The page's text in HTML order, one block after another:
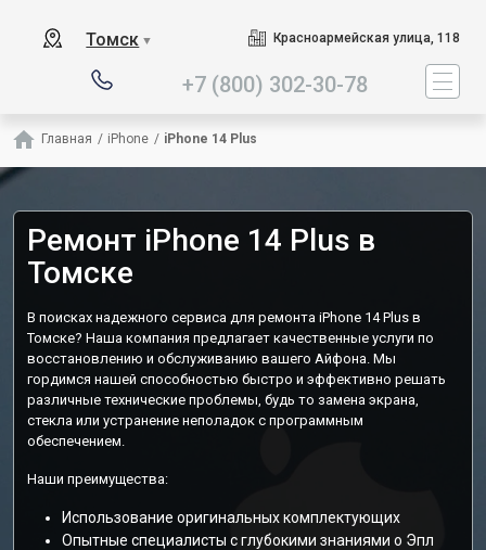
Томск ▼ Красноармейская улица, 118
+7 (800) 302-30-78
Главная / iPhone / iPhone 14 Plus
Ремонт iPhone 14 Plus в
Томске
В поисках надежного сервиса для ремонта iPhone 14 Plus в
Томске? Наша компания предлагает качественные услуги по
восстановлению и обслуживанию вашего Айфона. Мы
гордимся нашей способностью быстро и эффективно решать
различные технические проблемы, будь то замена экрана,
стекла или устранение неполадок с программным
обеспечением.
Наши преимущества:
Использование оригинальных комплектующих
Опытные специалисты с глубокими знаниями о Эпл